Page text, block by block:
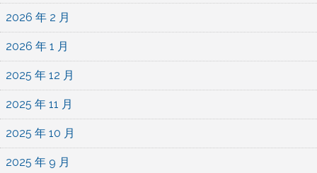
2026 年 2 月
2026 年 1 月
2025 年 12 月
2025 年 11 月
2025 年 10 月
2025 年 9 月